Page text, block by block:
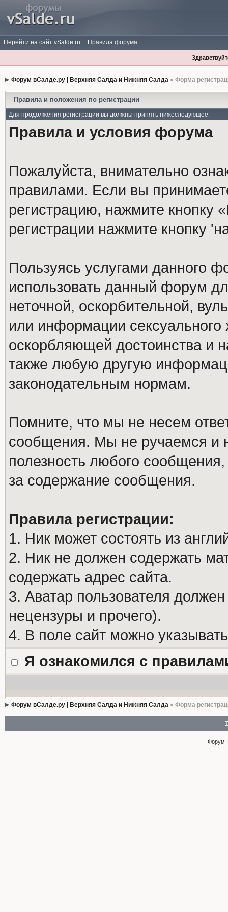
Перейти на сайт vSalde.ru Правила форума
Форум вСалде.ру | Верхняя Салда и Нижняя Салда» Форма
Правила и положения по регистрации
Для продолжения регистрации вы должны принять нижеследующее:
Правила и условия форума
Пожалуйста, внимательно
правилами. Если вы
регистрацию, нажмите кнопку
регистрации нажмите кнопку
Пользуясь услугами данного
использовать данный форум
неточной, оскорбительной,
или информации
оскорбляющей достоинства и
также любую другую
законодательным нормам.
Помните, что мы не несем
сообщения. Мы не ручаемся и
полезность любого
за содержание сообщения.
Правила регистрации:
1. Ник может состоять из
2. Ник не должен содержать
содержать адрес сайта.
3. Аватар пользователя
нецензуры и прочего).
4. В поле сайт можно
Я ознакомился с
Форум вСалде.ру | Верхняя Салда и Нижняя Салда» Форма
Форум